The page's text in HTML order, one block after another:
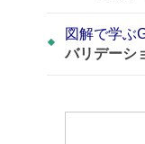
図解で学ぶ
バリデーシ